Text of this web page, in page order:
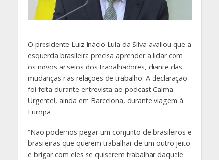
O presidente Luiz Inácio Lula da Silva avaliou que a
esquerda brasileira precisa aprender a lidar com
os novos anseios dos trabalhadores, diante das
mudanças nas relações de trabalho. A declaração
foi feita durante entrevista ao podcast Calma
Urgente!, ainda em Barcelona, durante viagem à
Europa.
“Não podemos pegar um conjunto de brasileiros e
brasileiras que querem trabalhar de um outro jeito
e brigar com eles se quiserem trabalhar daquele